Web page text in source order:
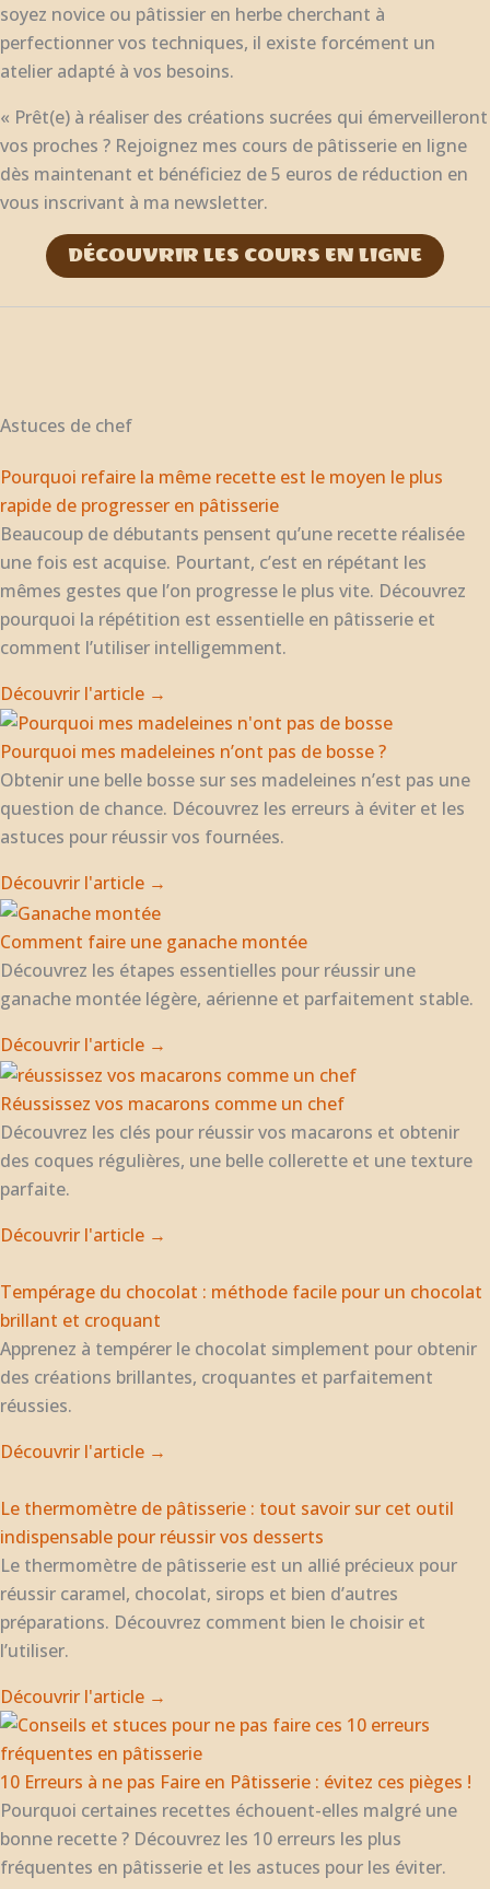
soyez novice ou pâtissier en herbe cherchant à
perfectionner vos techniques, il existe forcément un
atelier adapté à vos besoins.
« Prêt(e) à réaliser des créations sucrées qui émerveilleront
vos proches ? Rejoignez mes cours de pâtisserie en ligne
dès maintenant et bénéficiez de 5 euros de réduction en
vous inscrivant à ma newsletter.
DÉCOUVRIR LES COURS EN LIGNE
Astuces de chef
Pourquoi refaire la même recette est le moyen le plus
rapide de progresser en pâtisserie
Beaucoup de débutants pensent qu’une recette réalisée
une fois est acquise. Pourtant, c’est en répétant les
mêmes gestes que l’on progresse le plus vite. Découvrez
pourquoi la répétition est essentielle en pâtisserie et
comment l’utiliser intelligemment.
Découvrir l'article →
Pourquoi mes madeleines n’ont pas de bosse ?
Obtenir une belle bosse sur ses madeleines n’est pas une
question de chance. Découvrez les erreurs à éviter et les
astuces pour réussir vos fournées.
Découvrir l'article →
Comment faire une ganache montée
Découvrez les étapes essentielles pour réussir une
ganache montée légère, aérienne et parfaitement stable.
Découvrir l'article →
Réussissez vos macarons comme un chef
Découvrez les clés pour réussir vos macarons et obtenir
des coques régulières, une belle collerette et une texture
parfaite.
Découvrir l'article →
Tempérage du chocolat : méthode facile pour un chocolat
brillant et croquant
Apprenez à tempérer le chocolat simplement pour obtenir
des créations brillantes, croquantes et parfaitement
réussies.
Découvrir l'article →
Le thermomètre de pâtisserie : tout savoir sur cet outil
indispensable pour réussir vos desserts
Le thermomètre de pâtisserie est un allié précieux pour
réussir caramel, chocolat, sirops et bien d’autres
préparations. Découvrez comment bien le choisir et
l’utiliser.
Découvrir l'article →
10 Erreurs à ne pas Faire en Pâtisserie : évitez ces pièges !
Pourquoi certaines recettes échouent-elles malgré une
bonne recette ? Découvrez les 10 erreurs les plus
fréquentes en pâtisserie et les astuces pour les éviter.